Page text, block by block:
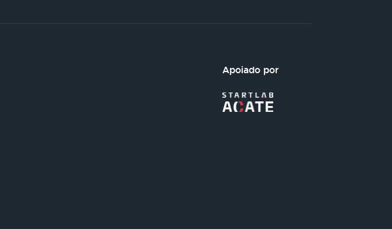
Apoiado por